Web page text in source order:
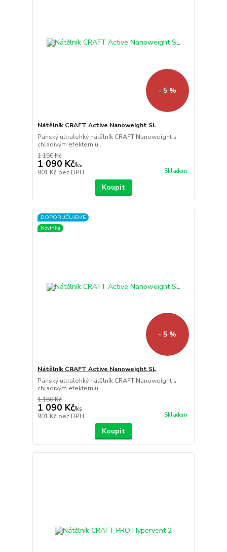
- 5 %
Nátělník CRAFT Active Nanoweight SL
Pánský ultralehký nátělník CRAFT Nanoweight s
chladivým efektem u...
1 150 Kč
1 090 Kč/ks
901 Kč bez DPH Skladem
Koupit
DOPORUČUJEME
Novinka
- 5 %
Nátělník CRAFT Active Nanoweight SL
Pánský ultralehký nátělník CRAFT Nanoweight s
chladivým efektem u...
1 150 Kč
1 090 Kč/ks
901 Kč bez DPH Skladem
Koupit